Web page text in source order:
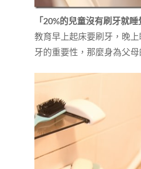
「20%的兒童沒有刷牙就睡
教育早上起床要刷牙，晚
牙的重要性，那麼身為父